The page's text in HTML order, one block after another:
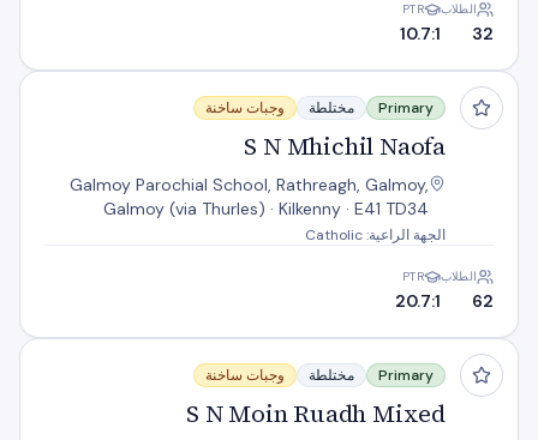
الطلاب
32
PTR
10.7:1
S N Mhichil Naofa
Primary مختلطة وجبات ساخنة
S N Mhichil Naofa
Galmoy Parochial School, Rathreagh, Galmoy,
Galmoy (via Thurles) · Kilkenny · E41 TD34
الجهة الراعية: Catholic
الطلاب
62
PTR
20.7:1
S N Moin Ruadh Mixed
Primary مختلطة وجبات ساخنة
S N Moin Ruadh Mixed